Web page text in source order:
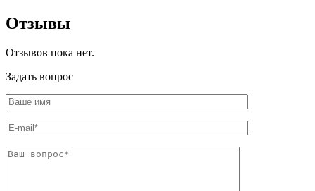
(пруток)
Олово,
cвинец,
нихром
Хомуты
стальные
Отзывы
Отзывов пока нет.
Задать вопрос